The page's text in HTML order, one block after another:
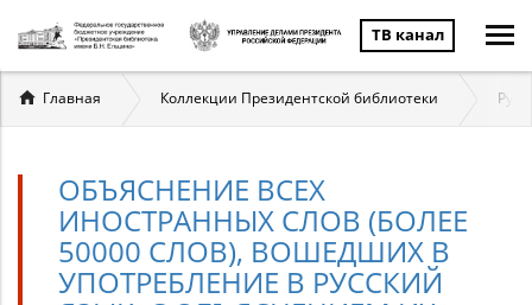
ТВ канал
Вы
здесь
Главная Коллекции Президентской библиотеки
ОБЪЯСНЕНИЕ ВСЕХ
ИНОСТРАННЫХ СЛОВ (БОЛЕЕ
50000 СЛОВ), ВОШЕДШИХ В
УПОТРЕБЛЕНИЕ В РУССКИЙ